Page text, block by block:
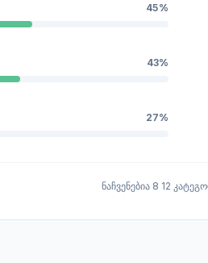
45%
43%
27%
ნაჩვენებია 8 12